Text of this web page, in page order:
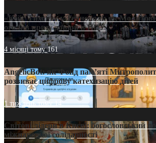
«Кейс Тихона» у Тернополі: як
оголив кризу довіри в ПЦУ
4 місяці тому161
AngelicBot: як Фонд пам’яті
розвиває цифрову катехизацію дітей
1 тиждень тому14
Світові лідери в Києві: богословський
міжнародної солідарності